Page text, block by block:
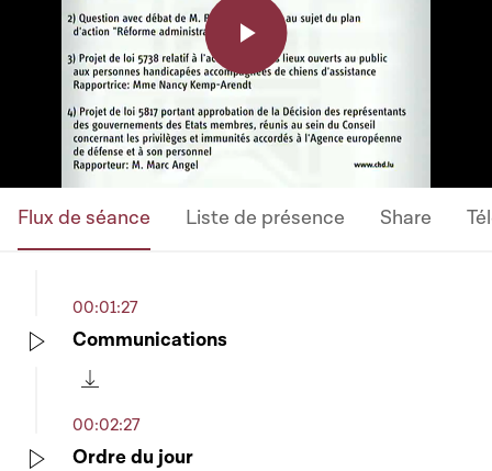
Play
Video
Flux de séance Liste de présence Share
00:01:27
Communications
00:02:27
Ordre du jour